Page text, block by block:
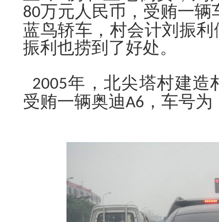
80万元人民币，受贿一辆
蓝鸟轿车，村会计刘振
振利也捞到了好处。
2005年，北尖塔村建造
受贿一辆奥迪A6 ，车号